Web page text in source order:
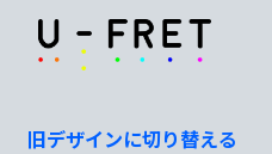
旧デザインに切り替える